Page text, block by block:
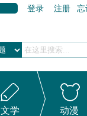
登录 注册 忘
文学 动漫